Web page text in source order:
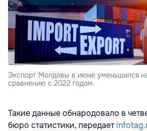
Экспорт Молдовы в июне уменьшился
сравнению с 2022 годом.
Такие данные обнародовало в
бюро статистики, передает